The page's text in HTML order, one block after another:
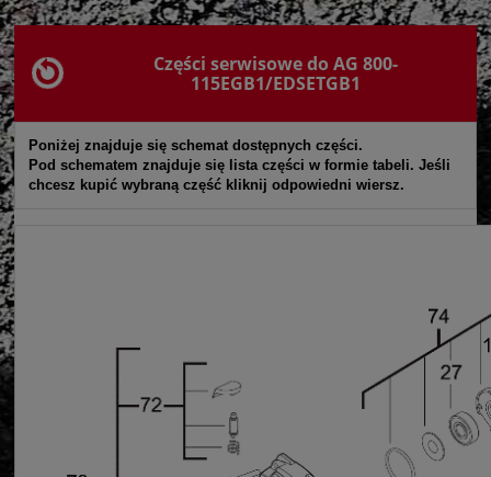
Części serwisowe do AG 800-
115EGB1/EDSETGB1
Poniżej znajduje się schemat dostępnych części.
Pod schematem znajduje się lista części w formie tabeli. Jeśli
chcesz kupić wybraną część kliknij odpowiedni wiersz.